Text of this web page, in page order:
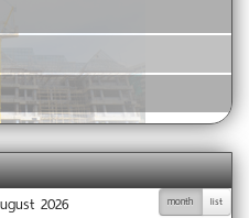
month list
2026